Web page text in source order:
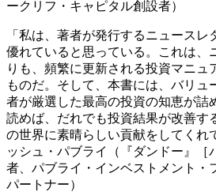
ークリフ・キャピタル創設者）
「私は、著者が発行するニュースレ
優れていると思っている。これは、
りも、頻繁に更新される投資マニュ
ものだ。そして、本書には、バリュ
者が厳選した最高の投資の知恵が詰
読めば、だれでも投資結果が改善す
の世界に素晴らしい貢献をしてく
ッシュ・パブライ（『ダンドー』［
者、パブライ・インベストメント・
パートナー）